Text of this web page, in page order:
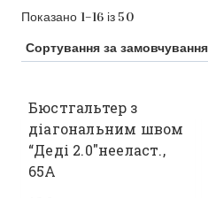
Показано 1–16 із 50
Бюстгальтер з
діагональним швом
“Деді 2.0″нееласт.,
65А